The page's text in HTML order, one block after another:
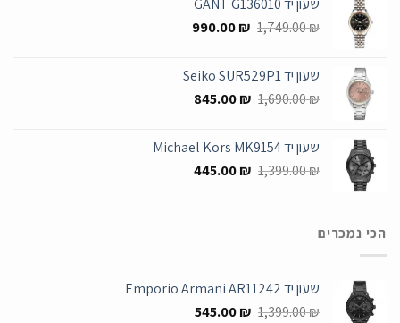
1,699.00 ₪.
955.00 ₪.
שעון יד GANT G136010
1,749.00₪
המחיר
1,749.00 ₪.
990.00₪
המחיר
990.00 ₪.
שעון יד Seiko SUR529P1
1,690.00₪
המחיר
1,690.00 ₪.
845.00₪
המחיר
845.00 ₪.
שעון יד Michael Kors MK9154
1,399.00₪
המחיר
445.00₪
המחיר
הכי נמכרים
שעון יד Emporio Armani AR11242
1,399.00₪
המחיר
545.00₪
המחיר